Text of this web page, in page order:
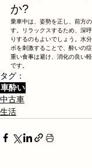
か?
乗車中は、姿勢を正し、前方
す。リラックスするため、深
りするのもよいでしょう。水
ボを刺激することで、酔いの
重い食事は避け、消化の良い
です。
タグ：
車酔い
中古車
生活